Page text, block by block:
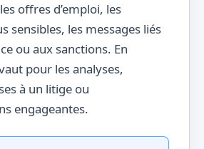
offres d’emploi, les
sensibles, les messages liés
ou aux sanctions. En
pour les analyses,
à un litige ou
engageantes.